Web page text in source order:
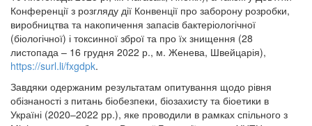
Конференції з розгляду дії Конвенції про заборону розробки,
виробництва та накопичення запасів бактеріологічної
(біологічної) і токсинної зброї та про їх знищення (28
листопада – 16 грудня 2022 р., м. Женева, Швейцарія),
https://surl.li/fxgdpk.
Завдяки одержаним результатам опитування щодо рівня
обізнаності з питань біобезпеки, біозахисту та біоетики в
Україні (2020–2022 рр.), яке проводили в рамках спільного з